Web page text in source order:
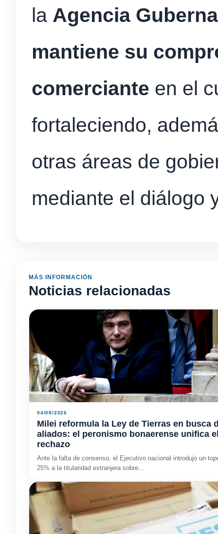
la Agencia
mantiene su
comerciante en el
fortaleciendo,
otras áreas de
mediante el diálogo
MÁS INFORMACIÓN
Noticias relacionadas
04/08/2026
Milei reformula la Ley de Tierras en busca
aliados: el peronismo bonaerense unifica
rechazo
Ante la falta de consenso, el Ejecutivo nacional introdujo un
25% a la titularidad extranjera sobre...